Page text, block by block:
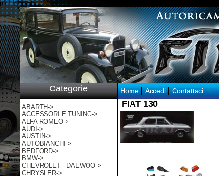
p:/
Categorie
ABARTH->
ACCESSORI E TUNING->
ALFA ROMEO->
AUDI->
AUSTIN->
AUTOBIANCHI->
BEDFORD->
BMW->
CHEVROLET - DAEWOO->
CHRYSLER->
Home Accedi Contattaci
FIAT 130